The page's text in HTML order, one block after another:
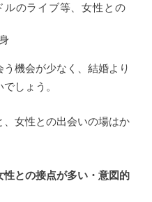
ルのライブ等、女性との
機会が少なく、結婚より
しょう。
女性との出会いの場はか
との接点が多い・意図的